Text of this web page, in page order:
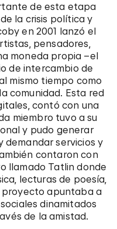
de esta etapa
la crisis política y
en 2001 lanzó el
pensadores,
moneda propia –el
de intercambio de
mismo tiempo como
comunidad. Esta red
contó con una
miembro tuvo a su
y pudo generar
demandar servicios y
contaron con
llamado Tatlin donde
lecturas de poesía,
proyecto apuntaba a
dinamitados
de la amistad.